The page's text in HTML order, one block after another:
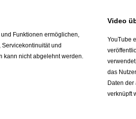
Bei einer Generalprobe im Jungen
Funktionen ermöglichen,
und
kann nicht abgelehnt werden.
Video
YouTube
das
Daten der
verknüpft